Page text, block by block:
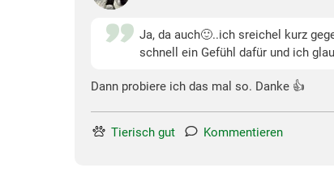
Ja, da auch🙂..ich sreichel kurz
schnell ein Gefühl dafür und ich
Dann probiere ich das mal so. Danke 👍
Tierisch gut Kommentieren